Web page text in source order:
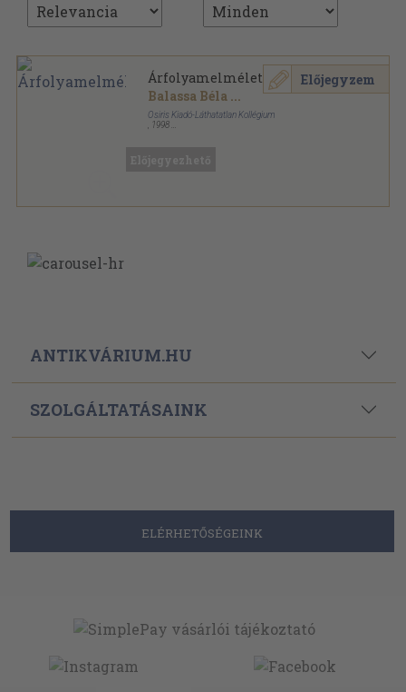
Árfolyamelmélet
Balassa Béla ...
Osiris Kiadó-Láthatatlan Kollégium
1998
Előjegyzem
ANTIKVÁRIUM.HU
SZOLGÁLTATÁSAINK
ELÉRHETŐSÉGEINK